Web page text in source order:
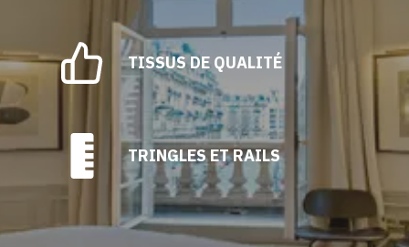
produit
TISSUS DE QUALITÉ
TRINGLES ET RAILS